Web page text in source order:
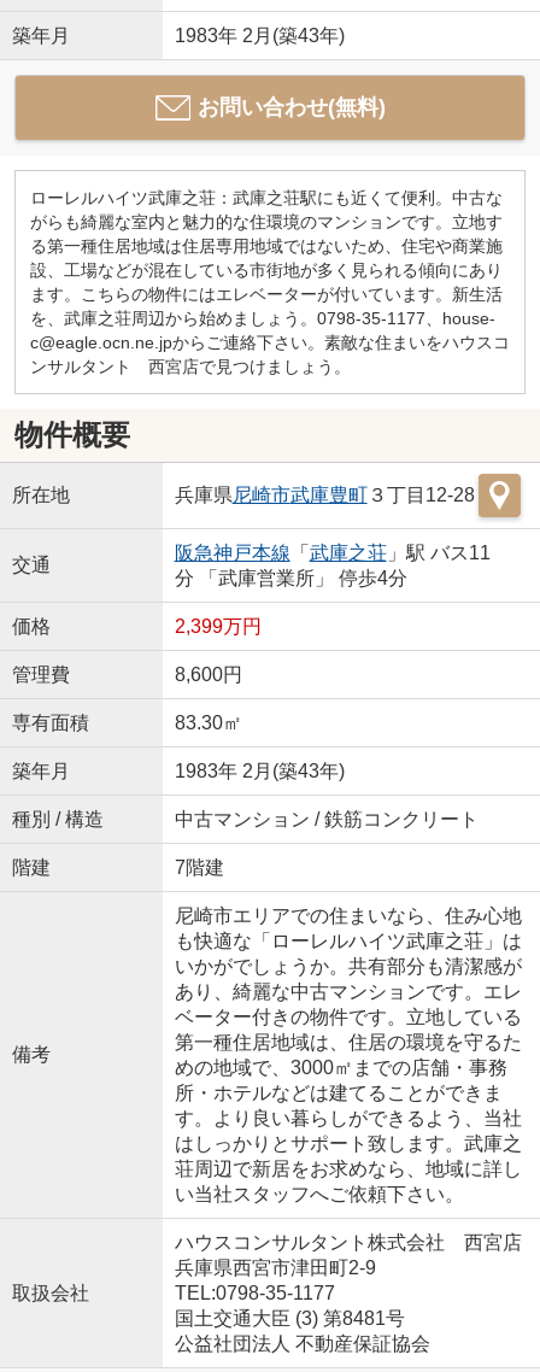
築年月 1983年 2月(築43年)
お問い合わせ(無料)
ローレルハイツ武庫之荘：武庫之荘駅にも近くて便利。中古な
がらも綺麗な室内と魅力的な住環境のマンションです。立地す
る第一種住居地域は住居専用地域ではないため、住宅や商業施
設、工場などが混在している市街地が多く見られる傾向にあり
ます。こちらの物件にはエレベーターが付いています。新生活
を、武庫之荘周辺から始めましょう。0798-35-1177、house-
c@eagle.ocn.ne.jpからご連絡下さい。素敵な住まいをハウスコ
ンサルタント 西宮店で見つけましょう。
物件概要
所在地 兵庫県尼崎市武庫豊町３丁目12-28
交通
阪急神戸本線 「 武庫之荘」駅 バス11
分 「武庫営業所」 停歩4分
価格 2,399万円
管理費 8,600円
専有面積 83.30㎡
築年月 1983年 2月(築43年)
種別 / 構造 中古マンション / 鉄筋コンクリート
階建 7階建
備考
尼崎市エリアでの住まいなら、住み心地
も快適な「ローレルハイツ武庫之荘」は
いかがでしょうか。共有部分も清潔感が
あり、綺麗な中古マンションです。エレ
ベーター付きの物件です。立地している
第一種住居地域は、住居の環境を守るた
めの地域で、3000㎡までの店舗・事務
所・ホテルなどは建てることができま
す。より良い暮らしができるよう、当社
はしっかりとサポート致します。武庫之
荘周辺で新居をお求めなら、地域に詳し
い当社スタッフへご依頼下さい。
取扱会社
ハウスコンサルタント株式会社 西宮店
兵庫県西宮市津田町2-9
TEL:0798-35-1177
国土交通大臣 (3) 第8481号
公益社団法人 不動産保証協会